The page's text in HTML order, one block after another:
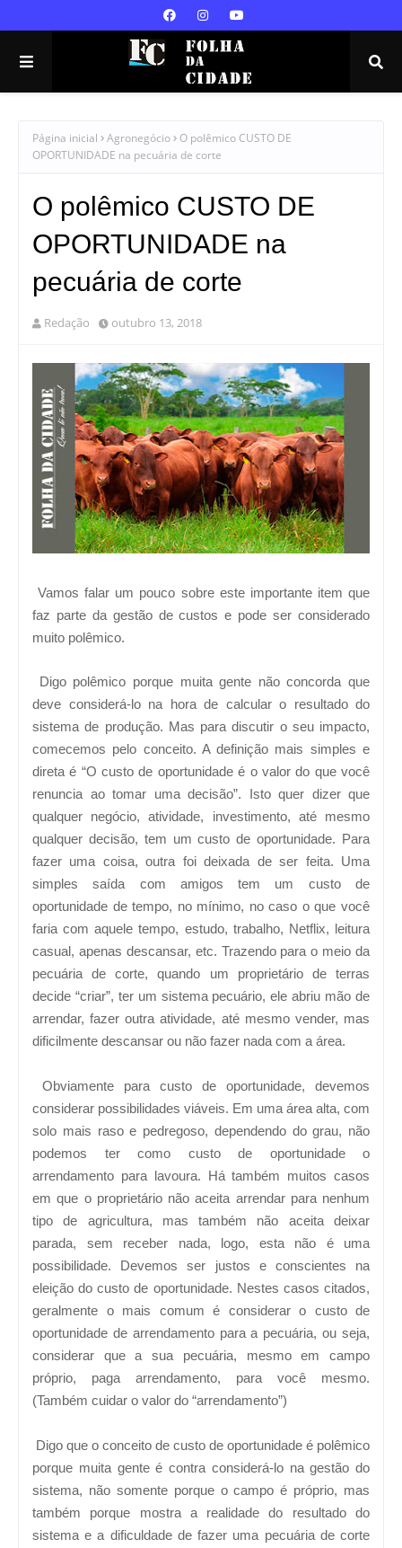
Página inicial Agronegócio
O polêmico CUSTO DE
OPORTUNIDADE na pecuária de corte
O polêmico CUSTO DE
OPORTUNIDADE na
pecuária de corte
Redação outubro 13, 2018
Vamos falar um pouco sobre este importante item que
faz parte da gestão de custos e pode ser considerado
muito polêmico.
Digo polêmico porque muita gente não concorda que
deve considerá-lo na hora de calcular o resultado do
sistema de produção. Mas para discutir o seu impacto,
comecemos pelo conceito. A definição mais simples e
direta é “O custo de oportunidade é o valor do que você
renuncia ao tomar uma decisão”. Isto quer dizer que
qualquer negócio, atividade, investimento, até mesmo
qualquer decisão, tem um custo de oportunidade. Para
fazer uma coisa, outra foi deixada de ser feita. Uma
simples saída com amigos tem um custo de
oportunidade de tempo, no mínimo, no caso o que você
faria com aquele tempo, estudo, trabalho, Netflix, leitura
casual, apenas descansar, etc. Trazendo para o meio da
pecuária de corte, quando um proprietário de terras
decide “criar”, ter um sistema pecuário, ele abriu mão de
arrendar, fazer outra atividade, até mesmo vender, mas
dificilmente descansar ou não fazer nada com a área.
Obviamente para custo de oportunidade, devemos
considerar possibilidades viáveis. Em uma área alta, com
solo mais raso e pedregoso, dependendo do grau, não
podemos ter como custo de oportunidade o
arrendamento para lavoura. Há também muitos casos
em que o proprietário não aceita arrendar para nenhum
tipo de agricultura, mas também não aceita deixar
parada, sem receber nada, logo, esta não é uma
possibilidade. Devemos ser justos e conscientes na
eleição do custo de oportunidade. Nestes casos citados,
geralmente o mais comum é considerar o custo de
oportunidade de arrendamento para a pecuária, ou seja,
considerar que a sua pecuária, mesmo em campo
próprio, paga arrendamento, para você mesmo.
(Também cuidar o valor do “arrendamento”)
Digo que o conceito de custo de oportunidade é polêmico
porque muita gente é contra considerá-lo na gestão do
sistema, não somente porque o campo é próprio, mas
também porque mostra a realidade do resultado do
sistema e a dificuldade de fazer uma pecuária de corte